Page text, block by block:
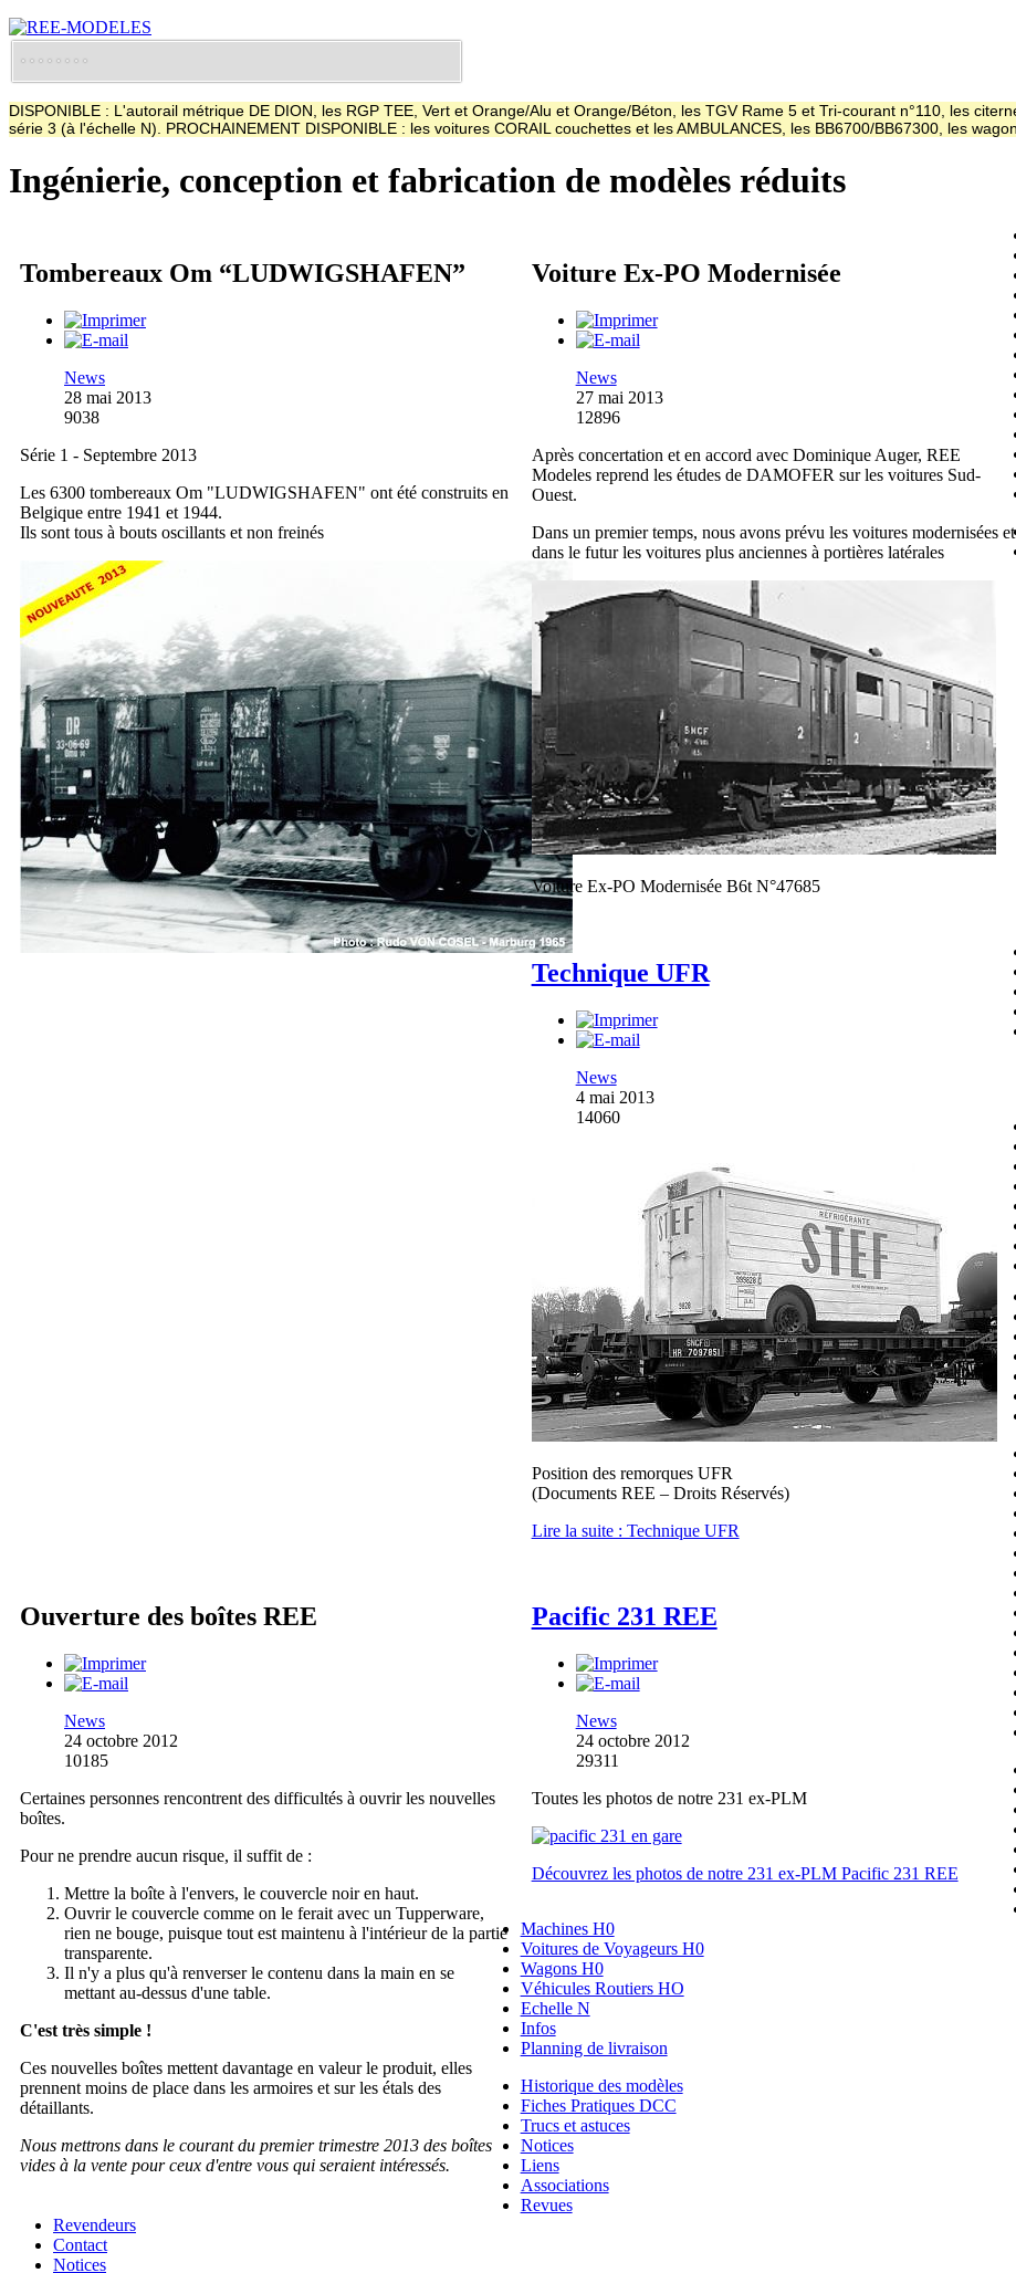
DISPONIBLE : L'autorail métrique DE DION, les RGP TEE, Vert et Orange/Alu et Orange/Béton, les TGV Rame 5 et Tri-courant n°110, les
série 3 (à l'échelle N). PROCHAINEMENT DISPONIBLE : les voitures CORAIL couchettes et les AMBULANCES, les BB6700/BB67300, les
Ingénierie, conception et fabrication de modèles réduits
Tombereaux Om “LUDWIGSHAFEN”
News
28 mai 2013
9038
Série 1 - Septembre 2013
Les 6300 tombereaux Om "LUDWIGSHAFEN" ont été construits en
Belgique entre 1941 et 1944.
Ils sont tous à bouts oscillants et non freinés
Voiture Ex-PO Modernisée
News
27 mai 2013
12896
Après concertation et en accord avec Dominique Auger, REE
Modeles reprend les études de DAMOFER sur les voitures Sud-
Ouest.
Dans un premier temps, nous avons prévu les voitures modernisées et
dans le futur les voitures plus anciennes à portières latérales
Voiture Ex-PO Modernisée B6t N°47685
Technique UFR
News
4 mai 2013
14060
Position des remorques UFR
(Documents REE – Droits Réservés)
Lire la suite : Technique UFR
Ouverture des boîtes REE
News
24 octobre 2012
10185
Certaines personnes rencontrent des difficultés à ouvrir les nouvelles
boîtes.
Pour ne prendre aucun risque, il suffit de :
Mettre la boîte à l'envers, le couvercle noir en haut.
Ouvrir le couvercle comme on le ferait avec un Tupperware,
rien ne bouge, puisque tout est maintenu à l'intérieur de la partie
transparente.
Il n'y a plus qu'à renverser le contenu dans la main en se
mettant au-dessus d'une table.
C'est très simple !
Ces nouvelles boîtes mettent davantage en valeur le produit, elles
prennent moins de place dans les armoires et sur les étals des
détaillants.
Nous mettrons dans le courant du premier trimestre 2013 des boîtes
vides à la vente pour ceux d'entre vous qui seraient intéressés.
Pacific 231 REE
News
24 octobre 2012
29311
Toutes les photos de notre 231 ex-PLM
Découvrez les photos de notre 231 ex-PLM Pacific 231 REE
Machines H0
Voitures de Voyageurs H0
Wagons H0
Véhicules Routiers HO
Echelle N
Infos
Planning de livraison
Historique des modèles
Fiches Pratiques DCC
Trucs et astuces
Notices
Liens
Associations
Revues
Revendeurs
Contact
Notices